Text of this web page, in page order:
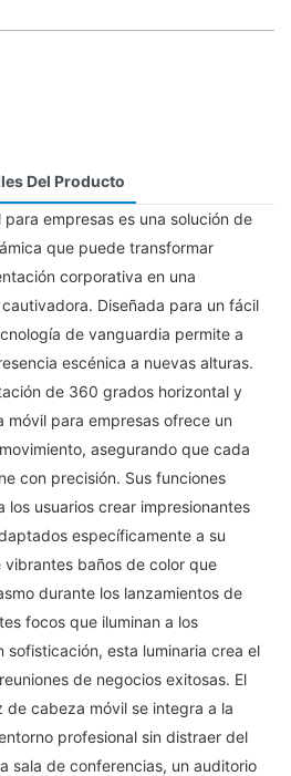
Del Producto
empresas es una solución de
que puede transformar
corporativa en una
Diseñada para un fácil
de vanguardia permite a
escénica a nuevas alturas.
de 360 ​​grados horizontal y
para empresas ofrece un
asegurando que cada
con precisión. Sus funciones
los usuarios crear impresionantes
específicamente a su
vibrantes baños de color que
durante los lanzamientos de
focos que iluminan a los
sofisticación, esta luminaria crea el
de negocios exitosas. El
de cabeza móvil se integra a la
profesional sin distraer del
sala de conferencias, un auditorio